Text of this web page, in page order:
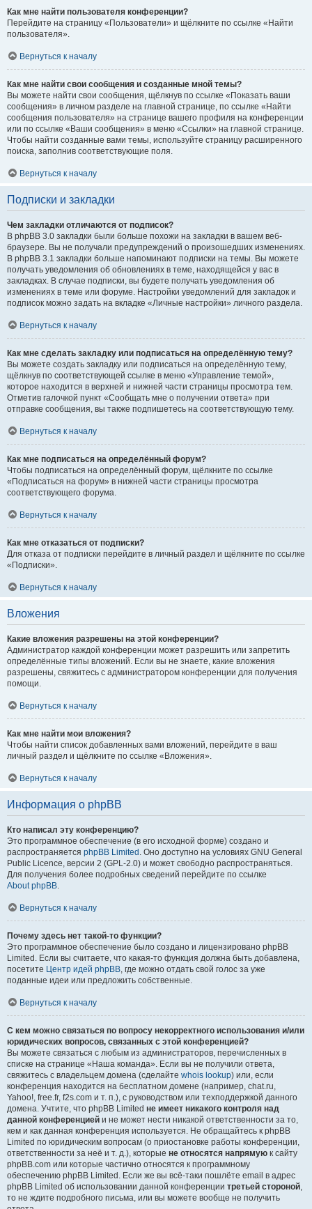
Как мне найти пользователя конференции?
Перейдите на страницу «Пользователи» и щёлкните по ссылке «Найти
пользователя».
Вернуться к началу
Как мне найти свои сообщения и созданные мной темы?
Вы можете найти свои сообщения, щёлкнув по ссылке «Показать ваши
сообщения» в личном разделе на главной странице, по ссылке «Найти
сообщения пользователя» на странице вашего профиля на конференции
или по ссылке «Ваши сообщения» в меню «Ссылки» на главной странице.
Чтобы найти созданные вами темы, используйте страницу расширенного
поиска, заполнив соответствующие поля.
Вернуться к началу
Подписки и закладки
Чем закладки отличаются от подписок?
В phpBB 3.0 закладки были больше похожи на закладки в вашем веб-
браузере. Вы не получали предупреждений о произошедших изменениях.
В phpBB 3.1 закладки больше напоминают подписки на темы. Вы можете
получать уведомления об обновлениях в теме, находящейся у вас в
закладках. В случае подписки, вы будете получать уведомления об
изменениях в теме или форуме. Настройки уведомлений для закладок и
подписок можно задать на вкладке «Личные настройки» личного раздела.
Вернуться к началу
Как мне сделать закладку или подписаться на определённую тему?
Вы можете создать закладку или подписаться на определённую тему,
щёлкнув по соответствующей ссылке в меню «Управление темой»,
которое находится в верхней и нижней части страницы просмотра тем.
Отметив галочкой пункт «Сообщать мне о получении ответа» при
отправке сообщения, вы также подпишетесь на соответствующую тему.
Вернуться к началу
Как мне подписаться на определённый форум?
Чтобы подписаться на определённый форум, щёлкните по ссылке
«Подписаться на форум» в нижней части страницы просмотра
соответствующего форума.
Вернуться к началу
Как мне отказаться от подписки?
Для отказа от подписки перейдите в личный раздел и щёлкните по ссылке
«Подписки».
Вернуться к началу
Вложения
Какие вложения разрешены на этой конференции?
Администратор каждой конференции может разрешить или запретить
определённые типы вложений. Если вы не знаете, какие вложения
разрешены, свяжитесь с администратором конференции для получения
помощи.
Вернуться к началу
Как мне найти мои вложения?
Чтобы найти список добавленных вами вложений, перейдите в ваш
личный раздел и щёлкните по ссылке «Вложения».
Вернуться к началу
Информация о phpBB
Кто написал эту конференцию?
Это программное обеспечение (в его исходной форме) создано и
распространяется phpBB Limited . Оно доступно на условиях GNU General
Public Licence, версии 2 (GPL-2.0) и может свободно распространяться.
Для получения более подробных сведений перейдите по ссылке
About phpBB.
Вернуться к началу
Почему здесь нет такой-то функции?
Это программное обеспечение было создано и лицензировано phpBB
Limited. Если вы считаете, что какая-то функция должна быть добавлена,
посетите Центр идей phpBB, где можно отдать свой голос за уже
поданные идеи или предложить собственные.
Вернуться к началу
С кем можно связаться по вопросу некорректного использования и/или
юридических вопросов, связанных с этой конференцией?
Вы можете связаться с любым из администраторов, перечисленных в
списке на странице «Наша команда». Если вы не получили ответа,
свяжитесь с владельцем домена (сделайте whois lookup) или, если
конференция находится на бесплатном домене (например, chat.ru,
Yahoo!, free.fr, f2s.com и т. п.), с руководством или техподдержкой данного
домена. Учтите, что phpBB Limited не имеет никакого контроля над
данной конференцией и не может нести никакой ответственности за то,
кем и как данная конференция используется. Не обращайтесь к phpBB
Limited по юридическим вопросам (о приостановке работы конференции,
ответственности за неё и т. д.), которые не относятся напрямую к сайту
phpBB.com или которые частично относятся к программному
обеспечению phpBB Limited. Если же вы всё-таки пошлёте email в адрес
phpBB Limited об использовании данной конференции третьей стороной,
то не ждите подробного письма, или вы можете вообще не получить